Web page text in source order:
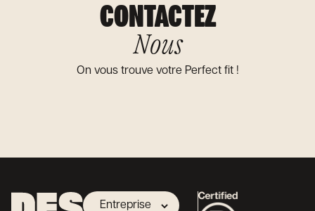
CONTACTEZ
Nous
On vous trouve votre Perfect fit !
Entreprise